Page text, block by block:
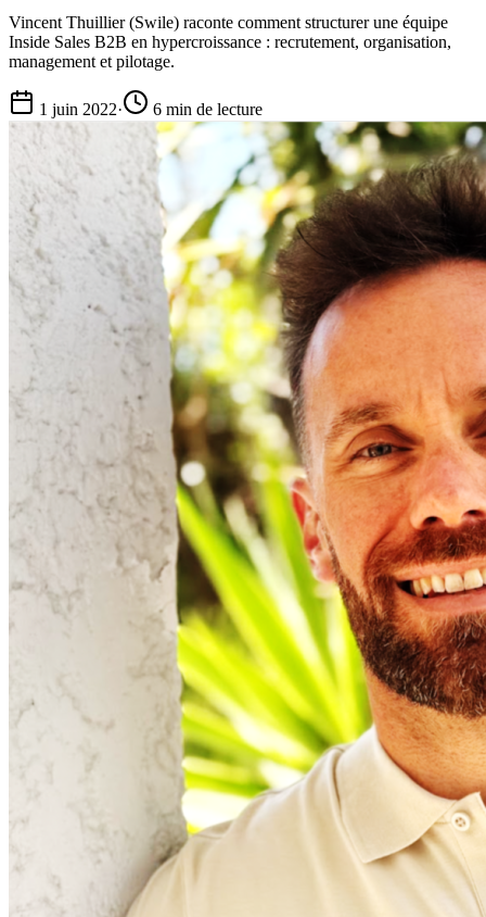
Vincent Thuillier (Swile) raconte comment structurer une équipe
Inside Sales B2B en hypercroissance : recrutement, organisation,
management et pilotage.
1 juin 2022· 6 min de lecture